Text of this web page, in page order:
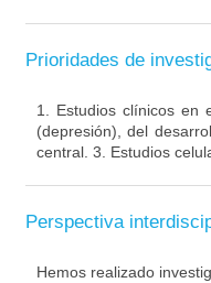
Prioridades de
1. Estudios clínicos en
(depresión), del
central. 3. Estudios
Perspectiva
Hemos realizado